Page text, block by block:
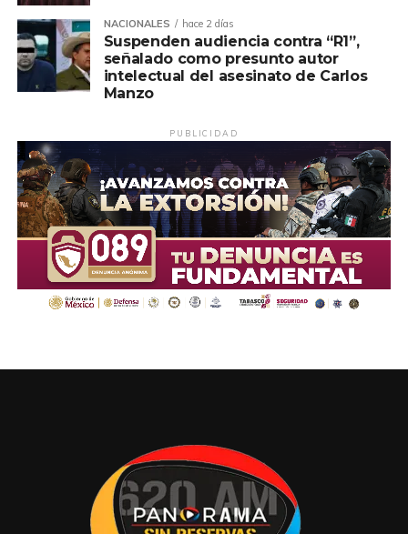
NACIONALES hace 2 días
Suspenden audiencia contra “R1”,
señalado como presunto autor
intelectual del asesinato de Carlos
Manzo
PUBLICIDAD